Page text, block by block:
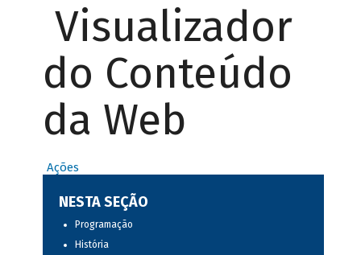
Visualizador
do Conteúdo
da Web
Ações
NESTA SEÇÃO
Programação
História